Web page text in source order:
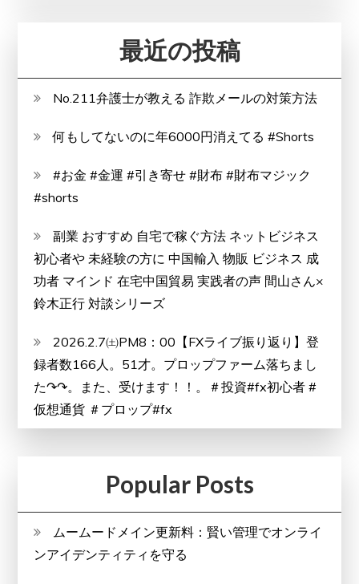
な
る
へ！
最近の投稿
No.211弁護士が教える 詐欺メールの対策方法
何もしてないのに年6000円消えてる #Shorts
#お金 #金運 #引き寄せ #財布 #財布マジック
#shorts
副業 おすすめ 自宅で稼ぐ方法 ネットビジネス
初心者や 未経験の方に 中国輸入 物販 ビジネス 成
功者 マインド 在宅中国貿易 実践者の声 間山さん×
鈴木正行 対談シリーズ
2026.2.7㈯PM8：00【FXライブ振り返り】登
録者数166人。51才。プロップファーム落ちまし
た↷↷。また、受けます！！。＃投資#fx初心者 #
仮想通貨 ＃プロップ#fx
Popular Posts
ムームードメイン更新料：賢い管理でオンライ
ンアイデンティティを守る